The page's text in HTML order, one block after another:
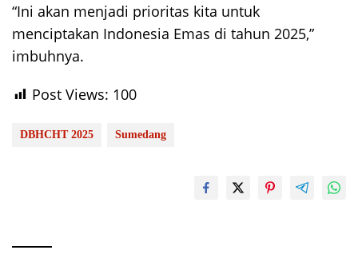
“Ini akan menjadi prioritas kita untuk
menciptakan Indonesia Emas di tahun 2025,”
imbuhnya.
Post Views: 100
DBHCHT 2025 Sumedang